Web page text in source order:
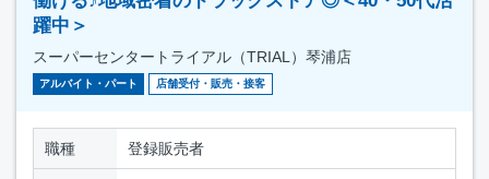
躍中＞
スーパーセンタートライアル（TRIAL）琴浦店
アルバイト・パート 店舗受付・販売・接客
職種 登録販売者